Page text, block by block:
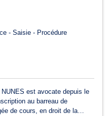
- Saisie - Procédure
est avocate depuis le
au barreau de
de cours, en droit de la